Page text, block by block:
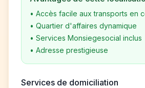
• Accès facile aux transports en
• Quartier d'affaires dynamique
• Services Monsiegesocial inclus
• Adresse prestigieuse
Services de domiciliation